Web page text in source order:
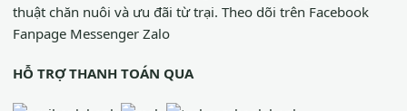
thuật chăn nuôi và ưu đãi từ trại. Theo dõi trên Facebook
Fanpage Messenger Zalo
HỖ TRỢ THANH TOÁN QUA